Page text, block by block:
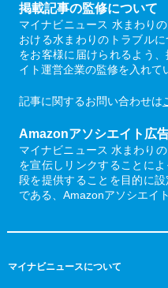
掲載記事の監修について
マイナビニュース 水まわり
おける水まわりのトラブル
をお客様に届けられるよう
イト運営企業の監修を入れて
記事に関するお問い合わせは
Amazonアソシエイト広
マイナビニュース 水まわり
を宣伝しリンクすることに
段を提供することを目的に
である、Amazonアソシエイ
マイナビニュースについて